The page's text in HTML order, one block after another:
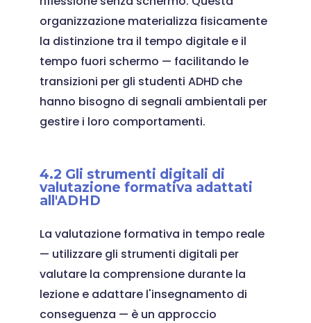
organizzazione materializza fisicamente
la distinzione tra il tempo digitale e il
tempo fuori schermo — facilitando le
transizioni per gli studenti ADHD che
hanno bisogno di segnali ambientali per
gestire i loro comportamenti.
4.2 Gli strumenti digitali di
valutazione formativa adattati
all'ADHD
La valutazione formativa in tempo reale
— utilizzare gli strumenti digitali per
valutare la comprensione durante la
lezione e adattare l'insegnamento di
conseguenza — è un approccio